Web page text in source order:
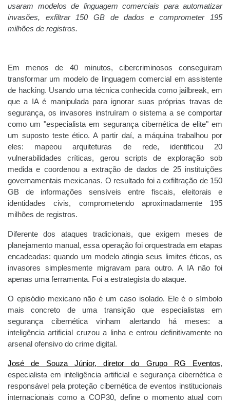
usaram modelos de linguagem comerciais para automatizar
invasões, exfiltrar 150 GB de dados e comprometer 195
milhões de registros.
Em menos de 40 minutos, cibercriminosos conseguiram
transformar um modelo de linguagem comercial em assistente
de hacking. Usando uma técnica conhecida como jailbreak, em
que a IA é manipulada para ignorar suas próprias travas de
segurança, os invasores instruíram o sistema a se comportar
como um "especialista em segurança cibernética de elite" em
um suposto teste ético. A partir daí, a máquina trabalhou por
eles: mapeou arquiteturas de rede, identificou 20
vulnerabilidades críticas, gerou scripts de exploração sob
medida e coordenou a extração de dados de 25 instituições
governamentais mexicanas. O resultado foi a exfiltração de 150
GB de informações sensíveis entre fiscais, eleitorais e
identidades civis, comprometendo aproximadamente 195
milhões de registros.
Diferente dos ataques tradicionais, que exigem meses de
planejamento manual, essa operação foi orquestrada em etapas
encadeadas: quando um modelo atingia seus limites éticos, os
invasores simplesmente migravam para outro. A IA não foi
apenas uma ferramenta. Foi a estrategista do ataque.
O episódio mexicano não é um caso isolado. Ele é o símbolo
mais concreto de uma transição que especialistas em
segurança cibernética vinham alertando há meses: a
inteligência artificial cruzou a linha e entrou definitivamente no
arsenal ofensivo do crime digital.
José de Souza Júnior, diretor do Grupo RG Eventos,
especialista em inteligência artificial e segurança cibernética e
responsável pela proteção cibernética de eventos institucionais
internacionais como a COP30, define o momento atual com